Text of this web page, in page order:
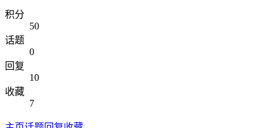
积分
50
话题
0
回复
10
收藏
7